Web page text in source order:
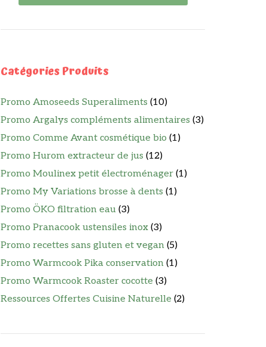
Catégories Produits
Promo Amoseeds Superaliments (10)
Promo Argalys compléments alimentaires (3)
Promo Comme Avant cosmétique bio (1)
Promo Hurom extracteur de jus (12)
Promo Moulinex petit électroménager (1)
Promo My Variations brosse à dents (1)
Promo ÖKO filtration eau (3)
Promo Pranacook ustensiles inox (3)
Promo recettes sans gluten et vegan (5)
Promo Warmcook Pika conservation (1)
Promo Warmcook Roaster cocotte (3)
Ressources Offertes Cuisine Naturelle (2)